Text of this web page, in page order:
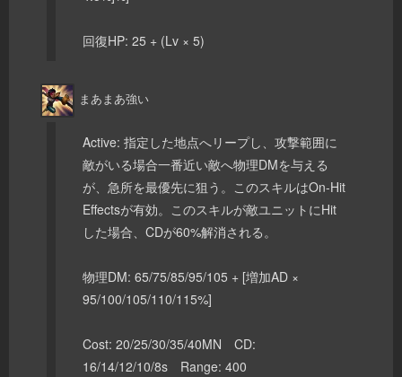
回復HP: 25 + (Lv × 5)
まあまあ強い
Active: 指定した地点へリープし、攻撃範囲に
敵がいる場合一番近い敵へ物理DMを与える
が、急所を最優先に狙う。このスキルはOn-Hit
Effectsが有効。このスキルが敵ユニットにHit
した場合、CDが60%解消される。
物理DM: 65/75/85/95/105 + [増加AD ×
95/100/105/110/115%]
Cost: 20/25/30/35/40MN CD:
16/14/12/10/8s Range: 400